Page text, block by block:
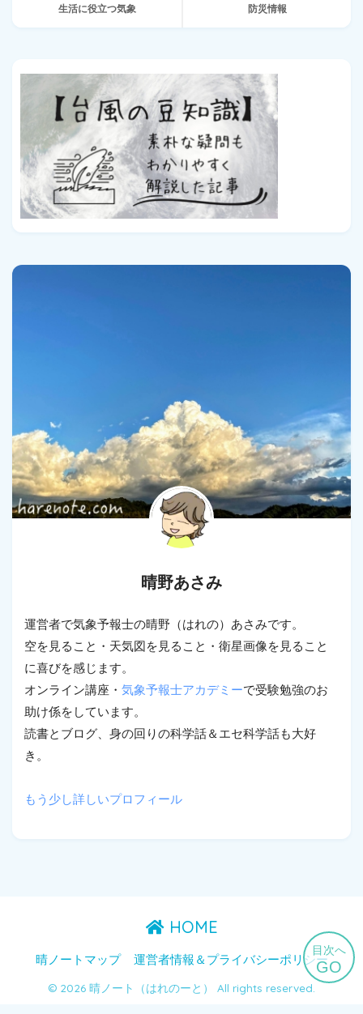
目次へ
GO
生活に役立つ気象 防災情報
晴野あさみ
運営者で気象予報士の晴野（はれの）あさみです。
空を見ること・天気図を見ること・衛星画像を見ること
に喜びを感じます。
オンライン講座・ 気象予報士アカデミーで受験勉強のお
助け係をしています。
読書とブログ、身の回りの科学話＆エセ科学話も大好
き。
もう少し詳しいプロフィール
HOME
晴ノートマップ 運営者情報＆プライバシーポリシー
© 2026 晴ノート（はれのーと） All rights reserved.